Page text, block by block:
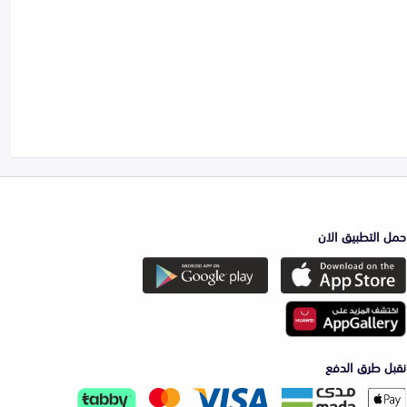
حمل التطبيق الان
نقبل طرق الدفع